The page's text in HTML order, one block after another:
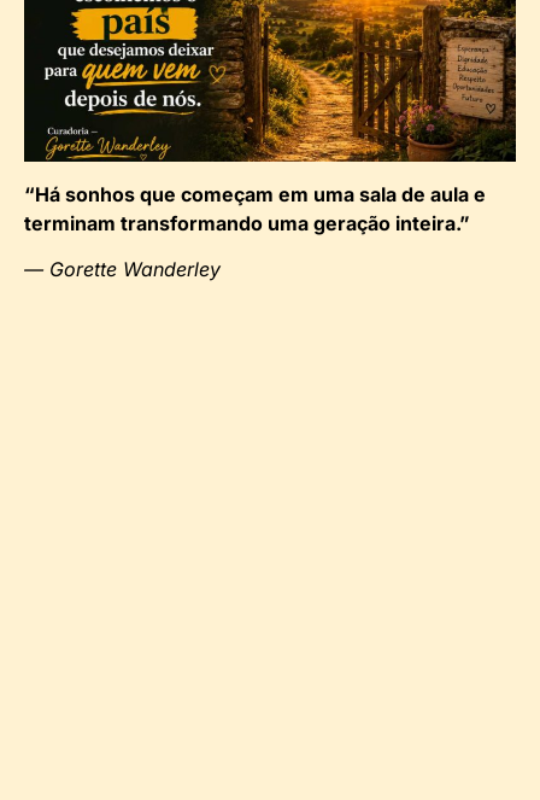
“Há sonhos que começam em uma sala de aula e
terminam transformando uma geração inteira.”
— Gorette Wanderley